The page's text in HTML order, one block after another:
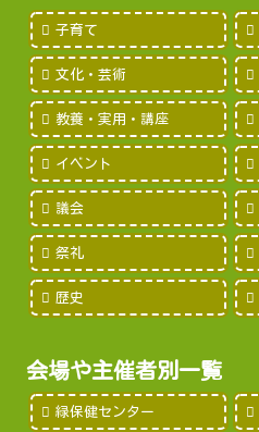
子育て
文化・芸術
教養・実用・講座
イベント
議会
祭礼
歴史
会場や主催者別一覧
緑保健センター